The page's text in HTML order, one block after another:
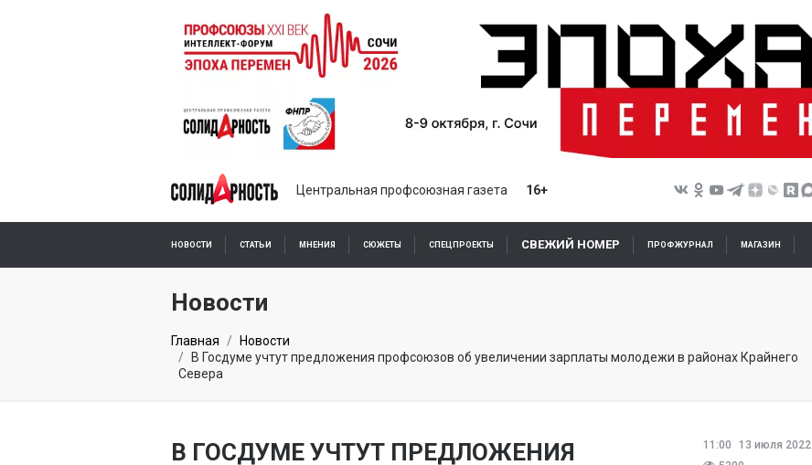
Центральная профсоюзная газета 16+
НОВОСТИ СТАТЬИ МНЕНИЯ СЮЖЕТЫ СПЕЦПРОЕКТЫ СВЕЖИЙ НОМЕР ПРОФЖУРНАЛ МАГАЗИН
ПОДПИСКА ОНЛАЙН
Новости
Главная
Новости
В Госдуме учтут предложения профсоюзов об увеличении зарплаты молодежи в районах Крайнего
Севера
11:00
13 июля 2022
В ГОСДУМЕ УЧТУТ ПРЕДЛОЖЕНИЯ